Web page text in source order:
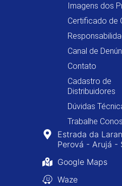
Imagens dos
Certificado de
Canal de
Contato
Cadastro de
Distribuidores
Dúvidas
Trabalhe
Estrada da
Perová - Arujá -
Google Maps
Waze